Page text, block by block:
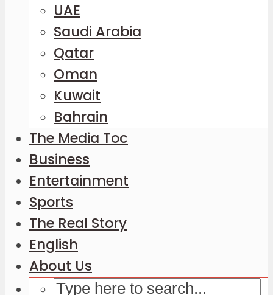
UAE
Saudi Arabia
Qatar
Oman
Kuwait
Bahrain
The Media Toc
Business
Entertainment
Sports
The Real Story
English
About Us